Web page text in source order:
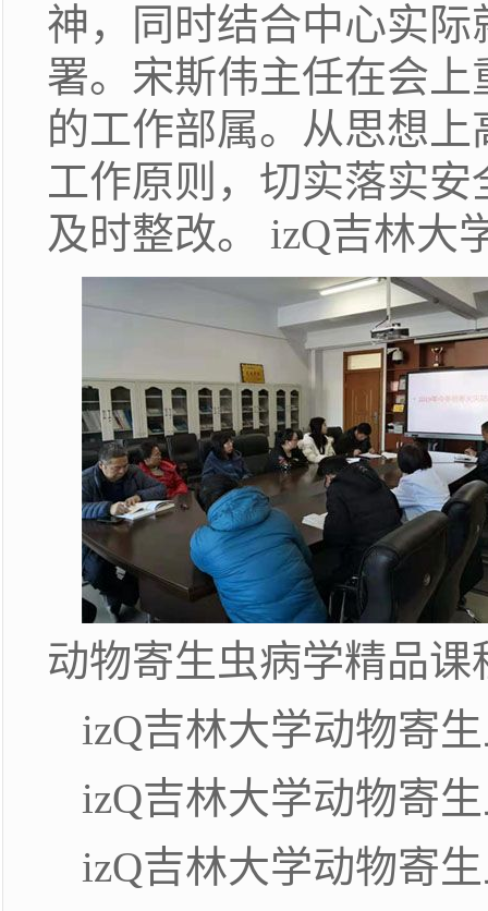
神，同时结合中心实
署。宋斯伟主任在会
的工作部属。从思想
工作原则，切实落实
及时整改。 izQ吉林大
动物寄生虫病学精品课
izQ吉林大学动物寄
izQ吉林大学动物寄
izQ吉林大学动物寄